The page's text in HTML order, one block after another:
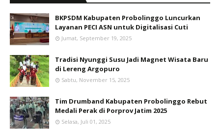
BKPSDM Kabupaten Probolinggo Luncurkan
Layanan PECI ASN untuk Digitalisasi Cuti
Jumat, September 19, 2025
Tradisi Nyunggi Susu Jadi Magnet Wisata Baru
di Lereng Argopuro
Sabtu, November 15, 2025
Tim Drumband Kabupaten Probolinggo Rebut
Medali Perak di Porprov Jatim 2025
Selasa, Juli 01, 2025